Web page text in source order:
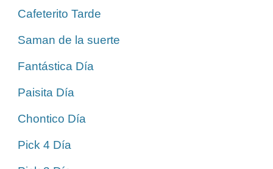
Cafeterito Tarde
Saman de la suerte
Fantástica Día
Paisita Día
Chontico Día
Pick 4 Día